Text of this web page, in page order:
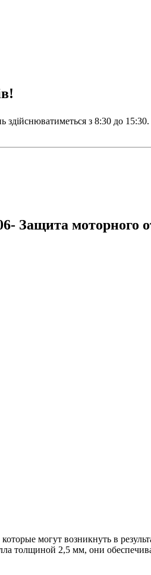
здійснюватиметься з 8:30 до
Защита моторного
могут возникнуть в
толщиной 2,5 мм, они